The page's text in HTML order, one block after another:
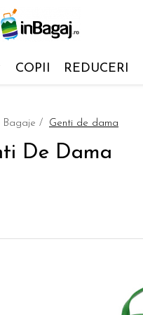
COPII REDUCERI
Bagaje / Genti de dama
De Dama